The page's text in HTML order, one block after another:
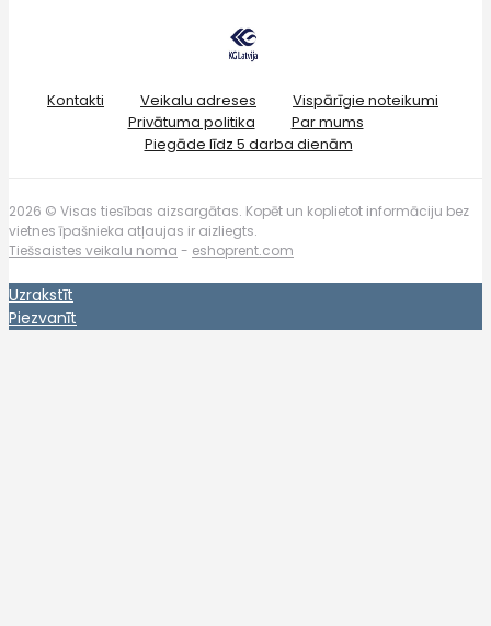
Kontakti Veikalu adreses
Vispārīgie noteikumi
Privātuma politika
Par mums
Piegāde līdz 5 darba dienām
2026 © Visas tiesības aizsargātas. Kopēt un koplietot informāciju bez
vietnes īpašnieka atļaujas ir aizliegts.
Tiešsaistes veikalu noma - eshoprent.com
Uzrakstīt
Piezvanīt